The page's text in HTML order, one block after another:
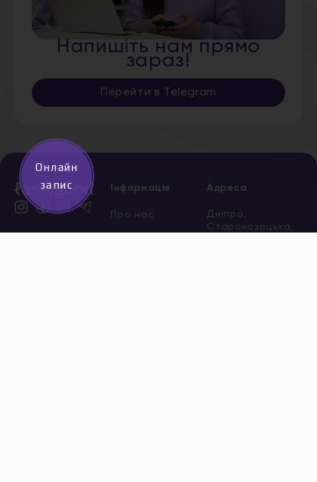
Напишіть нам прямо
зараз!
Перейти в Telegram
Інформація
Про нас
Адреса
Дніпро,
Старокозацька,
Онлайн
запис